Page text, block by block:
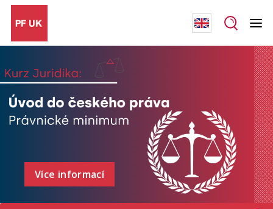
Více informací